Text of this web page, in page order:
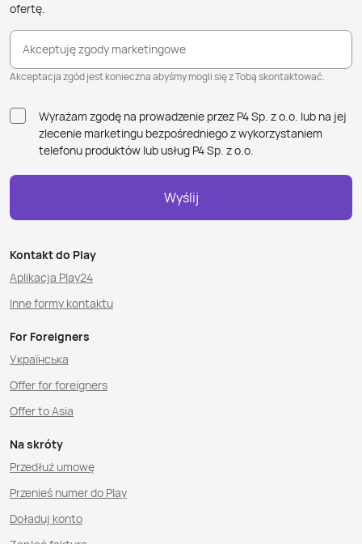
ofertę.
Akceptuję zgody marketingowe
Akceptacja zgód jest konieczna abyśmy mogli się z Tobą skontaktować.
Wyrażam zgodę na prowadzenie przez P4 Sp. z o.o. lub na jej
zlecenie marketingu bezpośredniego z wykorzystaniem
telefonu produktów lub usług P4 Sp. z o.o.
Wyślij
Kontakt do Play
Aplikacja Play24
Inne formy kontaktu
For Foreigners
Українська
Offer for foreigners
Offer to Asia
Na skróty
Przedłuż umowę
Przenieś numer do Play
Doładuj konto